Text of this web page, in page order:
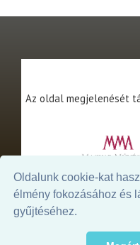
Oldalunk cookie-kat
élmény fokozásához és
gyűjtéséhez.
Az oldal megjelenését